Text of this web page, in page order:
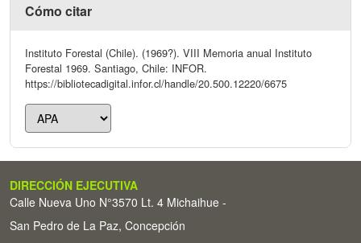
Cómo citar
Instituto Forestal (Chile). (1969?). VIII Memoria anual Instituto
Forestal 1969. Santiago, Chile: INFOR.
https://bibliotecadigital.infor.cl/handle/20.500.12220/6675
DIRECCIÓN EJECUTIVA
Calle Nueva Uno N°3570 Lt. 4 Michaihue -
San Pedro de La Paz, Concepción